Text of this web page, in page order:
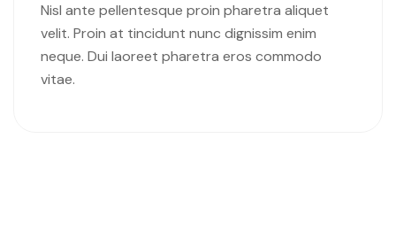
Nisl ante pellentesque proin pharetra aliquet
velit. Proin at tincidunt nunc dignissim enim
neque. Dui laoreet pharetra eros commodo
vitae.